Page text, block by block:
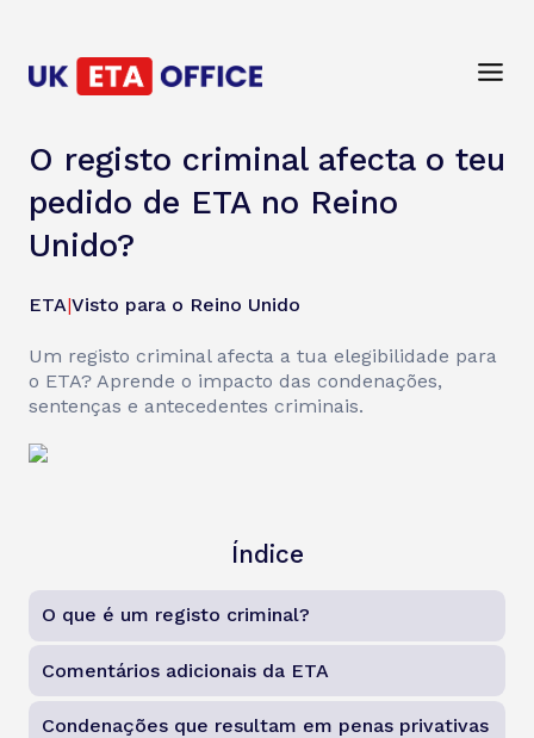
O registo criminal afecta o teu
pedido de ETA no Reino
Unido?
ETA|Visto para o Reino Unido
Um registo criminal afecta a tua elegibilidade para
o ETA? Aprende o impacto das condenações,
sentenças e antecedentes criminais.
Índice
O que é um registo criminal?
Comentários adicionais da ETA
Condenações que resultam em penas privativas